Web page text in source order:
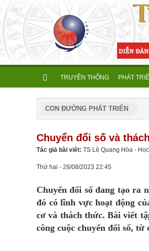
TRUYỀN THỐNG PHÁT
CON ĐƯỜNG PHÁT TRIỂN
Chuyển đổi số và
Tác giả bài viết: TS Lê Quang Hòa -
Thứ hai - 28/08/2023 22:45
Chuyển đổi số đang tạo ra
đó có lĩnh vực hoạt động
cơ và thách thức. Bài viết
công cuộc chuyển đổi số,